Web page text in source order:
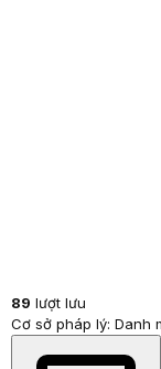
89 lượt lưu
Cơ sở pháp lý: Danh